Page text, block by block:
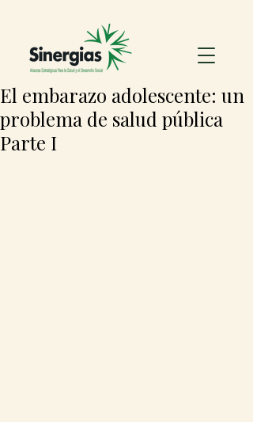
El embarazo adolescente: un
problema de salud pública
Parte I